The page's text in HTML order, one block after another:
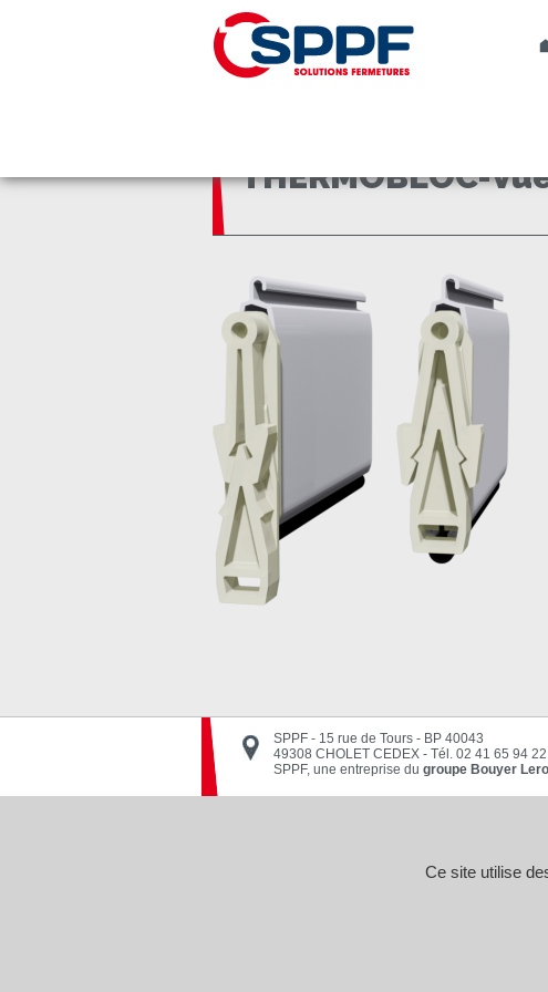
THERMOBLOC-
SPPF - 15 rue de Tours - BP 40043
49308 CHOLET CEDEX -Tél. 02 41 65 94 22
SPPF, une entreprise du groupe Bouyer
Ce site utilise